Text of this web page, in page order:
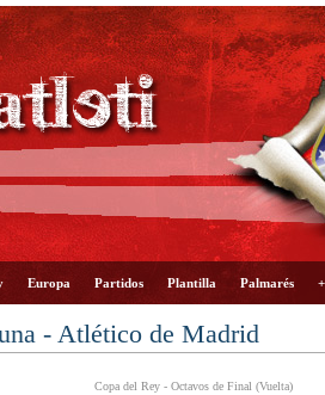
Europa Partidos Plantilla Palmarés
- Atlético de Madrid
Copa del Rey - Octavos de Final (Vuelta)